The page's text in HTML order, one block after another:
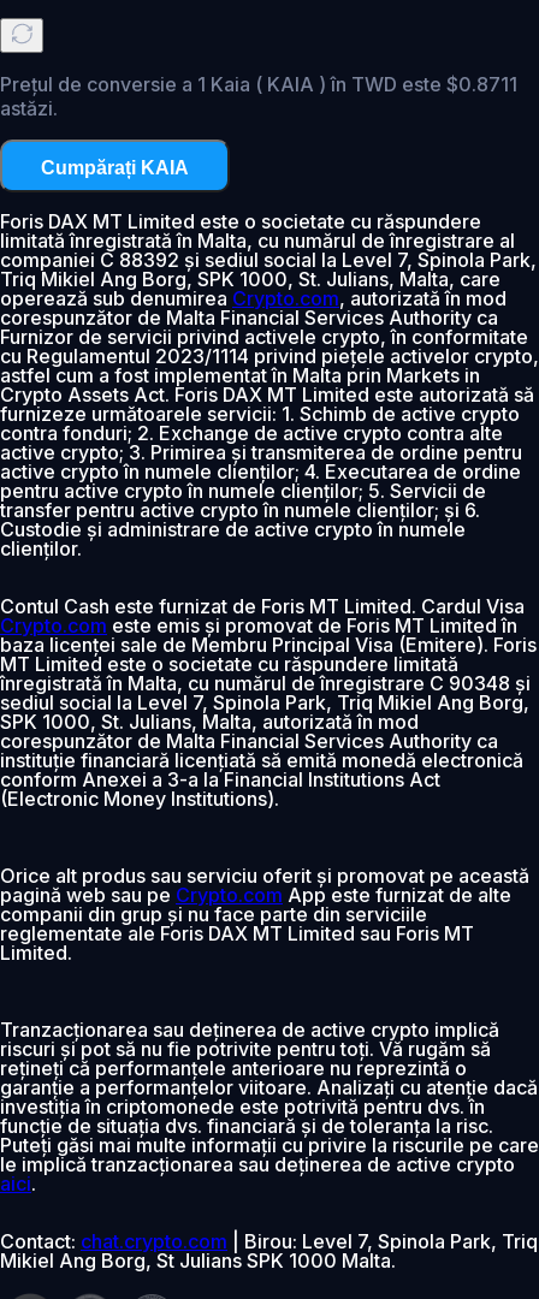
Prețul de conversie a 1 Kaia ( KAIA ) în TWD este $0.8711
astăzi.
Cumpărați KAIA
Foris DAX MT Limited este o societate cu răspundere
limitată înregistrată în Malta, cu numărul de înregistrare al
companiei C 88392 și sediul social la Level 7, Spinola Park,
Triq Mikiel Ang Borg, SPK 1000, St. Julians, Malta, care
operează sub denumirea Crypto.com, autorizată în mod
corespunzător de Malta Financial Services Authority ca
Furnizor de servicii privind activele crypto, în conformitate
cu Regulamentul 2023/1114 privind piețele activelor crypto,
astfel cum a fost implementat în Malta prin Markets in
Crypto Assets Act. Foris DAX MT Limited este autorizată să
furnizeze următoarele servicii: 1. Schimb de active crypto
contra fonduri; 2. Exchange de active crypto contra alte
active crypto; 3. Primirea și transmiterea de ordine pentru
active crypto în numele clienților; 4. Executarea de ordine
pentru active crypto în numele clienților; 5. Servicii de
transfer pentru active crypto în numele clienților; și 6.
Custodie și administrare de active crypto în numele
clienților.
Contul Cash este furnizat de Foris MT Limited. Cardul Visa
Crypto.com este emis și promovat de Foris MT Limited în
baza licenței sale de Membru Principal Visa (Emitere). Foris
MT Limited este o societate cu răspundere limitată
înregistrată în Malta, cu numărul de înregistrare C 90348 și
sediul social la Level 7, Spinola Park, Triq Mikiel Ang Borg,
SPK 1000, St. Julians, Malta, autorizată în mod
corespunzător de Malta Financial Services Authority ca
instituție financiară licențiată să emită monedă electronică
conform Anexei a 3-a la Financial Institutions Act
(Electronic Money Institutions).
Orice alt produs sau serviciu oferit și promovat pe această
pagină web sau pe Crypto.com App este furnizat de alte
companii din grup și nu face parte din serviciile
reglementate ale Foris DAX MT Limited sau Foris MT
Limited.
Tranzacționarea sau deținerea de active crypto implică
riscuri și pot să nu fie potrivite pentru toți. Vă rugăm să
rețineți că performanțele anterioare nu reprezintă o
garanție a performanțelor viitoare. Analizați cu atenție dacă
investiția în criptomonede este potrivită pentru dvs. în
funcție de situația dvs. financiară și de toleranța la risc.
Puteți găsi mai multe informații cu privire la riscurile pe care
le implică tranzacționarea sau deținerea de active crypto
aici.
Contact: chat.crypto.com | Birou: Level 7, Spinola Park, Triq
Mikiel Ang Borg, St Julians SPK 1000 Malta.